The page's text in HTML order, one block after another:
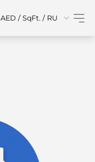
AED / SqFt. / RU